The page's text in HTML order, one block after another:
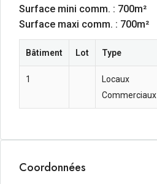
Surface mini comm. : 700m²
Surface maxi comm. : 700m²
Bâtiment Lot Type
1
Locaux
Commerciaux
Coordonnées